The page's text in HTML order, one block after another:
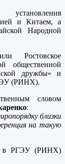
и Китаем, а
Народной
Ростовское
общественной
дружбы» и
(РИНХ).
словом
:
близки
на такую
в РГЭУ (РИНХ)